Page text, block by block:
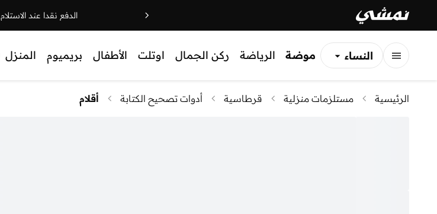
الدفع نقدا عند الاستلام
النساء
موضة الرياضة ركن الجمال اوتلت الأطفال بريميوم المنزل
الرئيسية مستلزمات منزلية قرطاسية أدوات تصحيح الكتابة أقلام